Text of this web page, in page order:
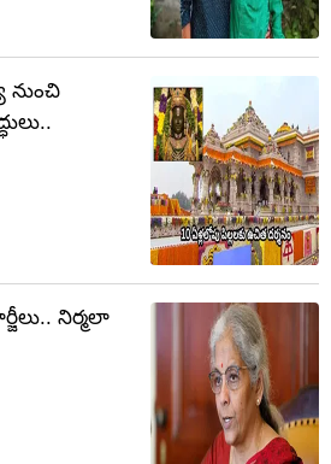
నుంచి
నిర్మలా